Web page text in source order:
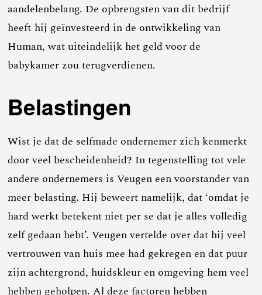
aandelenbelang. De opbrengsten van dit bedrijf
heeft hij geïnvesteerd in de ontwikkeling van
Human, wat uiteindelijk het geld voor de
babykamer zou terugverdienen.
Belastingen
Wist je dat de selfmade ondernemer zich kenmerkt
door veel bescheidenheid? In tegenstelling tot vele
andere ondernemers is Veugen een voorstander van
meer belasting. Hij beweert namelijk, dat ‘omdat je
hard werkt betekent niet per se dat je alles volledig
zelf gedaan hebt’. Veugen vertelde over dat hij veel
vertrouwen van huis mee had gekregen en dat puur
zijn achtergrond, huidskleur en omgeving hem veel
hebben geholpen. Al deze factoren hebben